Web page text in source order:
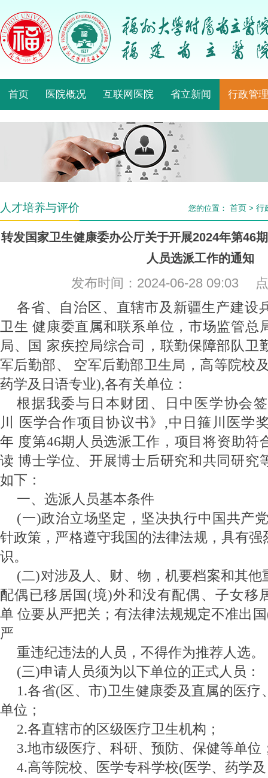
首页 医院概况 互联网医院 省立新闻 行政管理
人才培养与评价 您的位置： 首页 > 行
转发国家卫生健康委办公厅关于开展2024年第46
人员选派工作的通知
发布时间：2024-06-28 09:03
各省、自治区、直辖市及新疆生产建设
卫生 健康委直属和联系单位，市场监管总
局、国 家疾控局综合司，联勤保障部队卫
军后勤部、 空军后勤部卫生局，高等院校
药学及日语专业),各有关单位：
根据我委与日本财团、日中医学协会
川 医学合作项目协议书》,中日箍川医学
年 度第46期人员选派工作，项目将资助符
读 博士学位、开展博士后研究和共同研究
如下：
一、选派人员基本条件
(一)政治立场坚定，坚决执行中国共产
针政策，严格遵守我国的法律法规，具有
识。
(二)对涉及人、财、物，机要档案和其
配偶已移居国(境)外和没有配偶、子女移
单 位要从严把关；有法律法规规定不准出
严
重违纪违法的人员，不得作为推荐人选。
(三)申请人员须为以下单位的正式人员：
1.各省(区、市)卫生健康委及直属的医疗
单位；
2.各直辖市的区级医疗卫生机构；
3.地市级医疗、科研、预防、保健等单位
4.高等院校、医学专科学校(医学、药学